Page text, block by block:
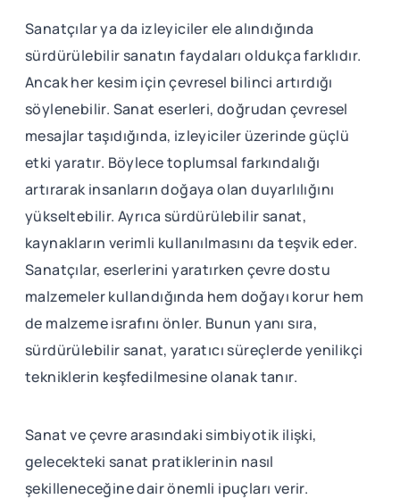
Sanatçılar ya da izleyiciler ele alındığında
sürdürülebilir sanatın faydaları oldukça farklıdır.
Ancak her kesim için çevresel bilinci artırdığı
söylenebilir. Sanat eserleri, doğrudan çevresel
mesajlar taşıdığında, izleyiciler üzerinde güçlü
etki yaratır. Böylece toplumsal farkındalığı
artırarak insanların doğaya olan duyarlılığını
yükseltebilir. Ayrıca sürdürülebilir sanat,
kaynakların verimli kullanılmasını da teşvik eder.
Sanatçılar, eserlerini yaratırken çevre dostu
malzemeler kullandığında hem doğayı korur hem
de malzeme israfını önler. Bunun yanı sıra,
sürdürülebilir sanat, yaratıcı süreçlerde yenilikçi
tekniklerin keşfedilmesine olanak tanır.
Sanat ve çevre arasındaki simbiyotik ilişki,
gelecekteki sanat pratiklerinin nasıl
şekilleneceğine dair önemli ipuçları verir.